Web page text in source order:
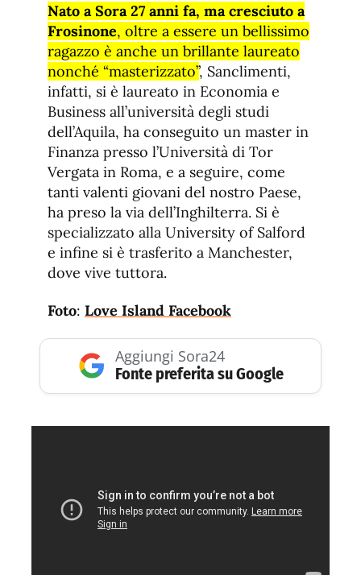
Nato a Sora 27 anni fa, ma cresciuto a
Frosinone, oltre a essere un bellissimo
ragazzo è anche un brillante laureato
nonché “masterizzato”, Sanclimenti,
infatti, si è laureato in Economia e
Business all’università degli studi
dell’Aquila, ha conseguito un master in
Finanza presso l’Università di Tor
Vergata in Roma, e a seguire, come
tanti valenti giovani del nostro Paese,
ha preso la via dell’Inghilterra. Si è
specializzato alla University of Salford
e infine si è trasferito a Manchester,
dove vive tuttora.
Foto: Love Island Facebook
Aggiungi Sora24
Fonte preferita su Google